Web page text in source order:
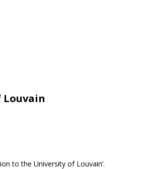
Louvain
to the University of Louvain’.